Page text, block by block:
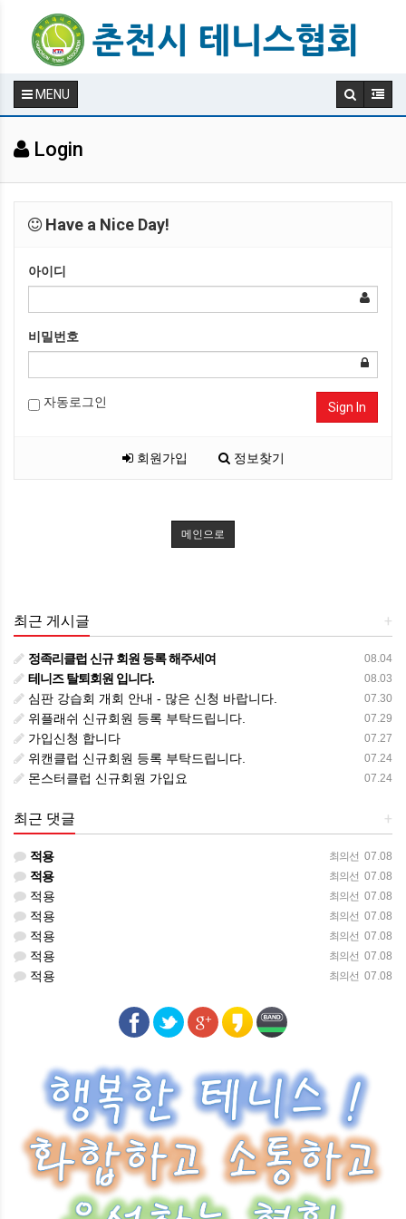
MENU
Login
Have a Nice Day!
아이디
비밀번호
자동로그인 Sign In
회원가입 정보찾기
메인으로
+
최근 게시글
08.04
정족리클럽 신규 회원 등록 해주세여
08.03
테니즈 탈퇴회원 입니다.
07.30
심판 강습회 개회 안내 - 많은 신청 바랍니다.
07.29
위플래쉬 신규회원 등록 부탁드립니다.
07.27
가입신청 합니다
07.24
위캔클럽 신규회원 등록 부탁드립니다.
07.24
몬스터클럽 신규회원 가입요
+
최근 댓글
최의선 07.08
적용
최의선 07.08
적용
최의선 07.08
적용
최의선 07.08
적용
최의선 07.08
적용
최의선 07.08
적용
최의선 07.08
적용